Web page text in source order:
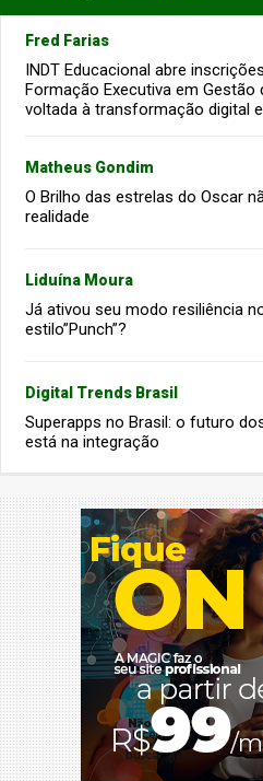
Fred Farias
INDT Educacional abre
Formação Executiva em Gestão
voltada à transformação digital
Matheus Gondim
O Brilho das estrelas do Oscar
realidade
Liduína Moura
Já ativou seu modo resiliência
estilo”Punch”?
Digital Trends Brasil
Superapps no Brasil: o futuro
está na integração